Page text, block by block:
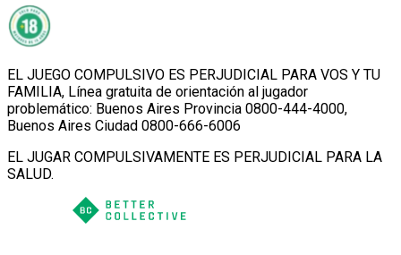
EL JUEGO COMPULSIVO ES PERJUDICIAL PARA VOS Y TU
FAMILIA, Línea gratuita de orientación al jugador
problemático: Buenos Aires Provincia 0800-444-4000,
Buenos Aires Ciudad 0800-666-6006
EL JUGAR COMPULSIVAMENTE ES PERJUDICIAL PARA LA
SALUD.